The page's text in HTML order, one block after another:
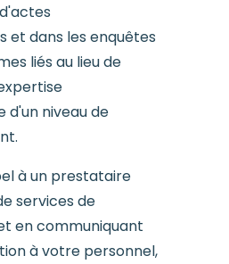
et dans les enquêtes
liés au lieu de
d'un niveau de
à un prestataire
services de
en communiquant
à votre personnel,